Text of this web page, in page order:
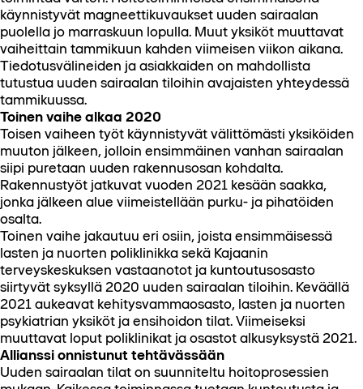
käynnistyvät magneettikuvaukset uuden sairaalan
puolella jo marraskuun lopulla. Muut yksiköt muuttavat
vaiheittain tammikuun kahden viimeisen viikon aikana.
Tiedotusvälineiden ja asiakkaiden on mahdollista
tutustua uuden sairaalan tiloihin avajaisten yhteydessä
tammikuussa.
Toinen vaihe alkaa 2020
Toisen vaiheen työt käynnistyvät välittömästi yksiköiden
muuton jälkeen, jolloin ensimmäinen vanhan sairaalan
siipi puretaan uuden rakennusosan kohdalta.
Rakennustyöt jatkuvat vuoden 2021 kesään saakka,
jonka jälkeen alue viimeistellään purku- ja pihatöiden
osalta.
Toinen vaihe jakautuu eri osiin, joista ensimmäisessä
lasten ja nuorten poliklinikka sekä Kajaanin
terveyskeskuksen vastaanotot ja kuntoutusosasto
siirtyvät syksyllä 2020 uuden sairaalan tiloihin. Keväällä
2021 aukeavat kehitysvammaosasto, lasten ja nuorten
psykiatrian yksiköt ja ensihoidon tilat. Viimeiseksi
muuttavat loput poliklinikat ja osastot alkusyksystä 2021.
Allianssi onnistunut tehtävässään
Uuden sairaalan tilat on suunniteltu hoitoprosessien